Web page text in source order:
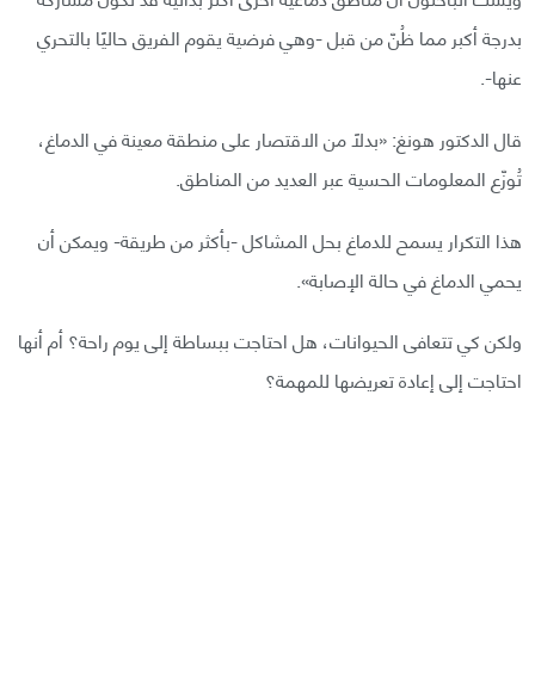
بدرجة أكبر مما ظُنّ من قبل -وهي فرضية يقوم الفريق حاليًا بالتحري
عنها-.
قال الدكتور هونغ: «بدلًا من الاقتصار على منطقة معينة في الدماغ،
تُوزّع المعلومات الحسية عبر العديد من المناطق.
هذا التكرار يسمح للدماغ بحل المشاكل -بأكثر من طريقة- ويمكن أن
يحمي الدماغ في حالة الإصابة».
ولكن كي تتعافى الحيوانات، هل احتاجت ببساطة إلى يوم راحة؟ أم أنها
احتاجت إلى إعادة تعريضها للمهمة؟